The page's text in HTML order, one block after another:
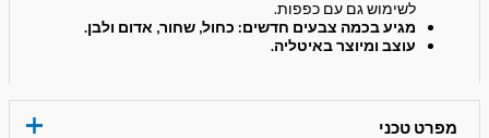
לשימוש גם עם כפפות.
מגיע בכמה צבעים חדשים: כחול, שחור, אדום ולבן.
עוצב ומיוצר באיטליה.
מפרט טכני